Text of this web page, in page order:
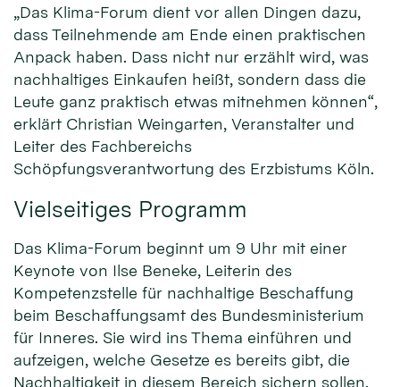
„Das Klima-Forum dient vor allen Dingen dazu,
dass Teilnehmende am Ende einen praktischen
Anpack haben. Dass nicht nur erzählt wird, was
nachhaltiges Einkaufen heißt, sondern dass die
Leute ganz praktisch etwas mitnehmen können“,
erklärt Christian Weingarten, Veranstalter und
Leiter des Fachbereichs
Schöpfungsverantwortung des Erzbistums Köln.
Vielseitiges Programm
Das Klima-Forum beginnt um 9 Uhr mit einer
Keynote von Ilse Beneke, Leiterin des
Kompetenzstelle für nachhaltige Beschaffung
beim Beschaffungsamt des Bundesministerium
für Inneres. Sie wird ins Thema einführen und
aufzeigen, welche Gesetze es bereits gibt, die
Nachhaltigkeit in diesem Bereich sichern sollen.